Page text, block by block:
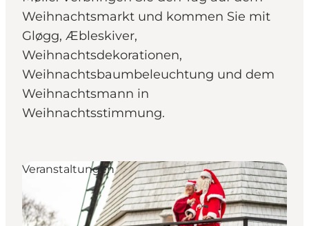
Weihnachtsmarkt und kommen Sie mit
Gløgg, Æbleskiver,
Weihnachtsdekorationen,
Weihnachtsbaumbeleuchtung und dem
Weihnachtsmann in
Weihnachtsstimmung.
Veranstaltungen